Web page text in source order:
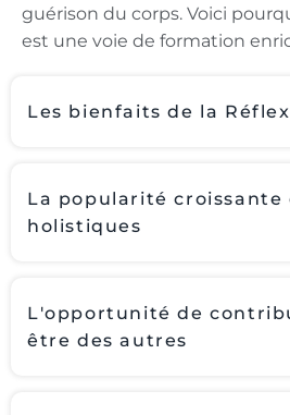
guérison du corps. Voici
est une voie de formation
Les bienfaits de la
La popularité croissante
holistiques
L'opportunité de
être des autres